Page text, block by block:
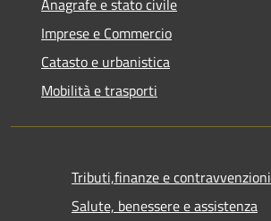
Anagrafe e stato civile
Imprese e Commercio
Catasto e urbanistica
Mobilità e trasporti
Tributi,finanze e contravvenzioni
Salute, benessere e assistenza